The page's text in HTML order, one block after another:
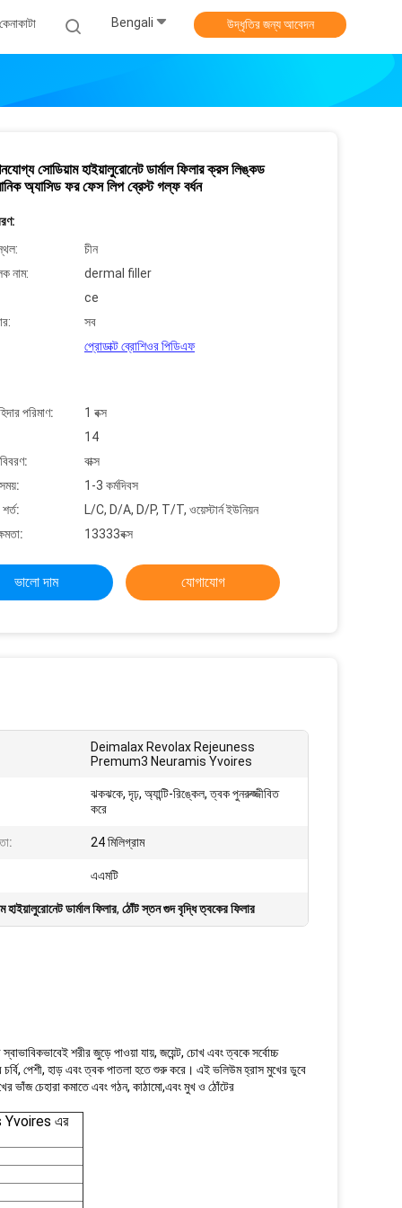
Bengali উদ্ধৃতির জন্য আবেদন
সোডিয়াম হাইয়ালুরোনেট ডার্মাল ফিলার ক্রস লিঙ্কড
অ্যাসিড ফর ফেস লিপ ব্রেস্ট গল্ফ বর্ধন
চীন
নাম:
dermal filler
ce
সব
প্রোডাক্ট ব্রোশিওর পিডিএফ
পরিমাণ:
1 বক্স
14
বাক্স
1-3 কর্মদিবস
L/C, D/A, D/P, T/T, ওয়েস্টার্ন ইউনিয়ন
13333বক্স
ভালো দাম যোগাযোগ
Deimalax Revolax Rejeuness
Premum3 Neuramis Yvoires
ঝকঝকে, দৃঢ়, অ্যান্টি-রিঙ্কেল, ত্বক পুনরুজ্জীবিত
করে
24 মিলিগ্রাম
এএমটি
ডার্মাল ফিলার, ঠোঁট স্তন গুদ বৃদ্ধি ত্বকের ফিলার
শরীর জুড়ে পাওয়া যায়, জয়েন্ট, চোখ এবং ত্বকে সর্বোচ্চ
পেশী, হাড় এবং ত্বক পাতলা হতে শুরু করে। এই ভলিউম হ্রাস মুখের ডুবে
ভাঁজ চেহারা কমাতে এবং গঠন, কাঠামো,এবং মুখ ও ঠোঁটের
এর